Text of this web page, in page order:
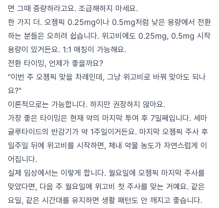
면 그때 증량하라고요. 조급해하지 마세요.
한 가지 더. 오젬픽 0.25mg이나 0.5mg처럼 낮은 용량에서 전환
하는 분들은 오히려 쉽습니다. 위고비에도 0.25mg, 0.5mg 시작
용량이 있거든요. 1:1 매칭이 가능해요.
전환 타이밍, 언제가 좋을까요?
"이번 주 오젬픽 맞을 차례인데, 그냥 위고비로 바꿔 맞아도 되나
요?"
이론적으로는 가능합니다. 하지만 권장하지 않아요.
가장 좋은 타이밍은 현재 약의 마지막 투여 후 7일째입니다. 세마
글루타이드의 반감기가 약 1주일이거든요. 마지막 오젬픽 주사 후
일주일 뒤에 위고비를 시작하면, 체내 약물 농도가 자연스럽게 이
어집니다.
실제 임상에서는 이렇게 합니다. 월요일에 오젬픽 마지막 주사를
맞았다면, 다음 주 월요일에 위고비 첫 주사를 맞는 거예요. 같은
요일, 같은 시간대를 유지하면 생활 패턴도 안 깨지고 좋습니다.